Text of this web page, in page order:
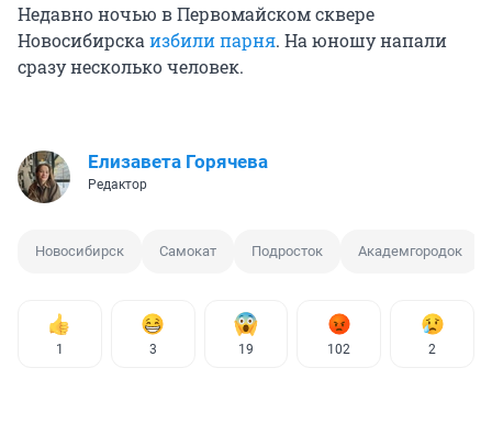
Недавно ночью в Первомайском сквере
Новосибирска избили парня. На юношу напали
сразу несколько человек.
Елизавета Горячева
Редактор
Новосибирск Самокат Подросток Академгородок
1 3 19 102 2